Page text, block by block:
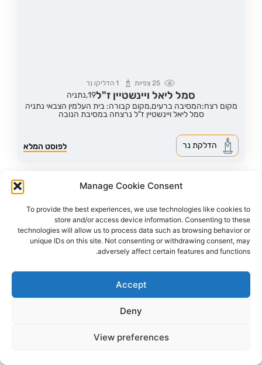
Manage Cookie Consent
To provide the best experiences, we use technologies like cookies to
store and/or access device information. Consenting to these
technologies will allow us to process data such as browsing behavior or
unique IDs on this site. Not consenting or withdrawing consent, may
adversely affect certain features and functions.
Accept
Deny
View preferences
25 צפיות 1 הדליקו נר
סמל ליאל ויינשטיין ז"ל19, נתניה
מקום רצח:המסיבה ברעים,מקום קבורה: בית העלמין הצבאי נתניה
סמל ליאל ויינשטיין ז"ל נרצחה במסיבת הנובה
לפוסט המלא הדלקת נר
46צפיות 0 הדליקו נר